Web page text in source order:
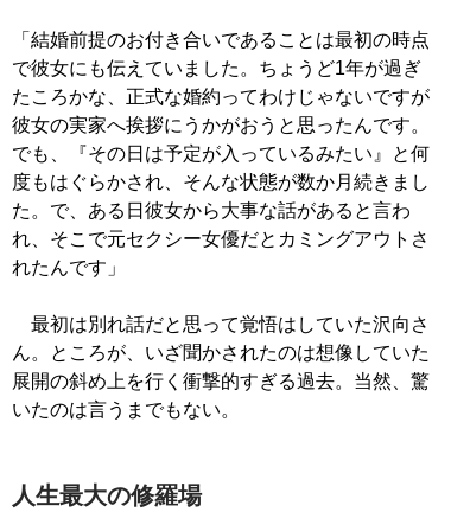
「結婚前提のお付き合いであることは最初の時点
で彼女にも伝えていました。ちょうど1年が過ぎ
たころかな、正式な婚約ってわけじゃないですが
彼女の実家へ挨拶にうかがおうと思ったんです。
でも、『その日は予定が入っているみたい』と何
度もはぐらかされ、そんな状態が数か月続きまし
た。で、ある日彼女から大事な話があると言わ
れ、そこで元セクシー女優だとカミングアウトさ
れたんです」
最初は別れ話だと思って覚悟はしていた沢向さ
ん。ところが、いざ聞かされたのは想像していた
展開の斜め上を行く衝撃的すぎる過去。当然、驚
いたのは言うまでもない。
人生最大の修羅場